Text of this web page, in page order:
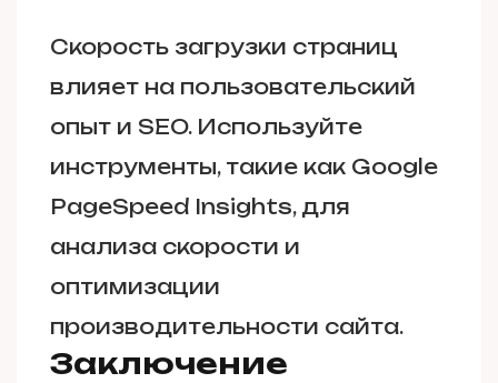
Скорость загрузки страниц
влияет на пользовательский
опыт и SEO. Используйте
инструменты, такие как Google
PageSpeed Insights, для
анализа скорости и
оптимизации
производительности сайта.
Заключение